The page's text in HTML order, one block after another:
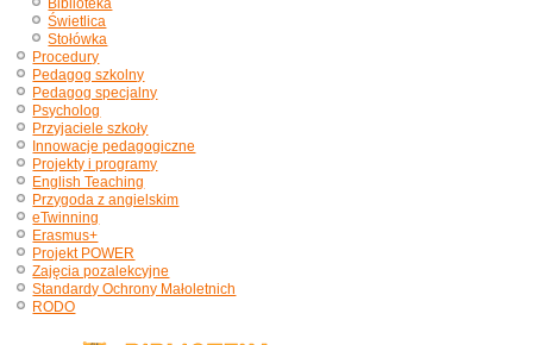
Biblioteka
Świetlica
Stołówka
Procedury
Pedagog szkolny
Pedagog specjalny
Psycholog
Przyjaciele szkoły
Innowacje pedagogiczne
Projekty i programy
English Teaching
Przygoda z angielskim
eTwinning
Erasmus+
Projekt POWER
Zajęcia pozalekcyjne
Standardy Ochrony Małoletnich
RODO